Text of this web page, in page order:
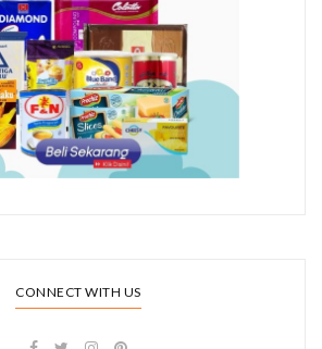
CONNECT WITH US